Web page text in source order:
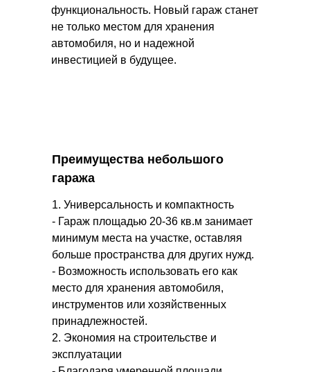
1. Универсальность и компактность
- Гараж площадью 20-36 кв.м занимает
минимум места на участке, оставляя
больше пространства для других нужд.
- Возможность использовать его как
место для хранения автомобиля,
инструментов или хозяйственных
принадлежностей.
2. Экономия на строительстве и
эксплуатации
Преимущества небольшого
гаража
функциональность. Новый гараж станет
не только местом для хранения
автомобиля, но и надежной
инвестицией в будущее.